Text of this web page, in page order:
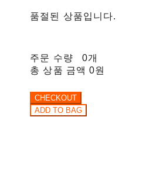
품절된 상품입니다.
주문 수량
0개
총 상품 금액 0원